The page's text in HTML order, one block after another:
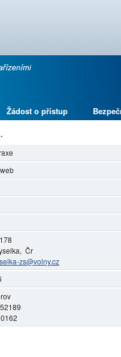
Žádost o přístup
Čr
zs@volny.cz